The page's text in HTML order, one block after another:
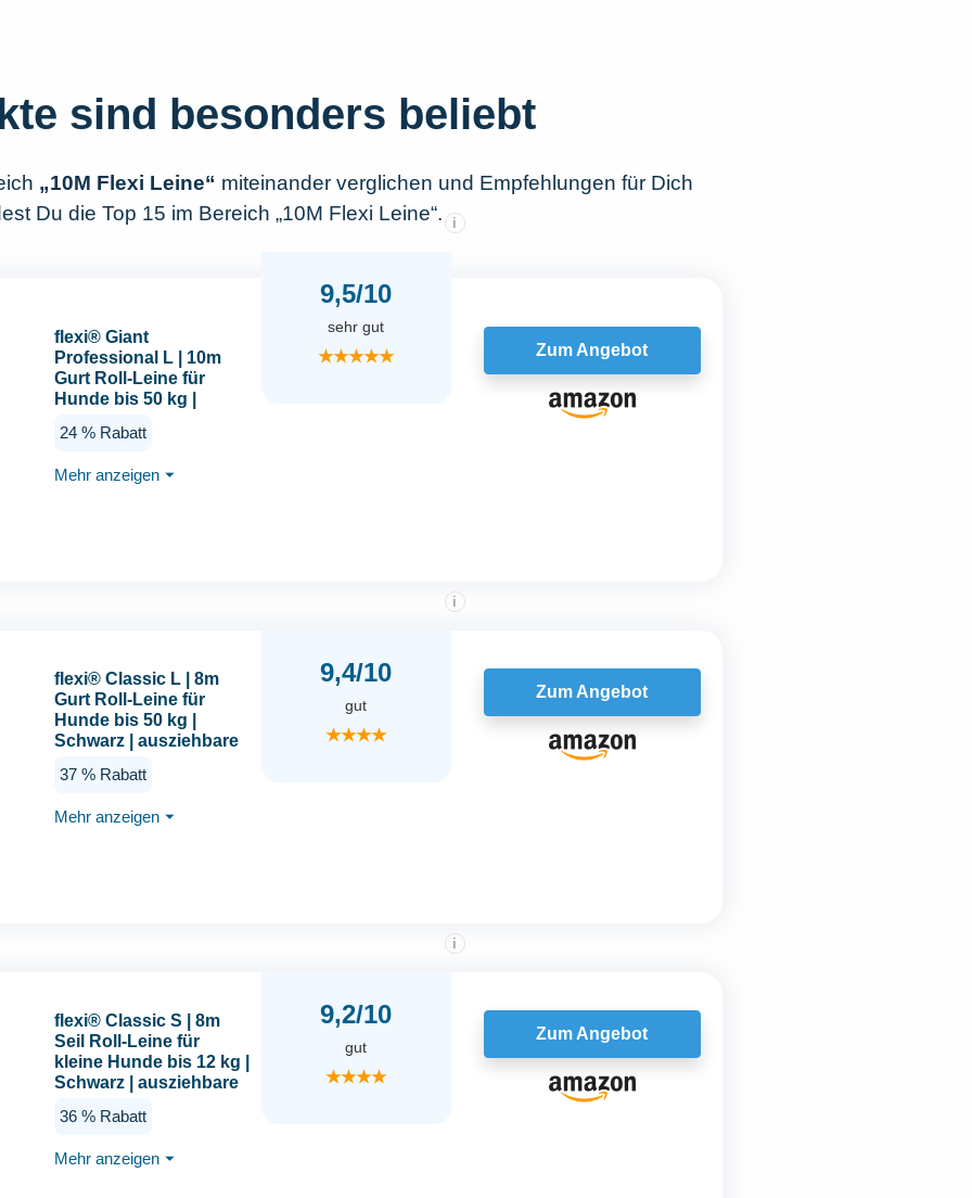
sind besonders beliebt
„10M Flexi Leine“ miteinander verglichen und Empfehlungen für Dich
Du die Top 15 im Bereich „10M Flexi Leine“.
flexi® Giant
Professional L | 10m
Gurt Roll-Leine für
Hunde bis 50 kg |
ausziehbare
861.1 gr | Maße 18 x 24
24 % Rabatt
Mehr anzeigen ⏷
9,5/10
i
sehr gut
★★★★★ Zum Angebot
flexi® Classic L | 8m
Gurt Roll-Leine für
Hunde bis 50 kg |
Schwarz | ausziehbare
534.3 gr | Maße 14.7 x
37 % Rabatt
Mehr anzeigen ⏷
9,4/10
i
gut
★★★★
Zum Angebot
flexi® Classic S | 8m
Seil Roll-Leine für
kleine Hunde bis 12 kg |
Schwarz | ausziehbare
228.8 gr | Maße 10.3 x
36 % Rabatt
Mehr anzeigen ⏷
9,2/10
i
gut
★★★★
Zum Angebot